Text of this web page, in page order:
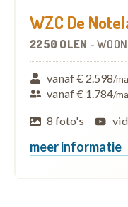
WZC De
2250 OLEN -
vanaf € 2.598/
vanaf € 1.784/
8 foto's
meer informatie